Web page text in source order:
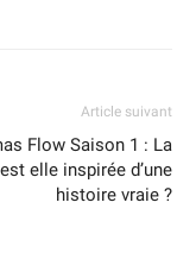
Article suivant
Flow Saison 1 : La
elle inspirée d’une
histoire vraie ?